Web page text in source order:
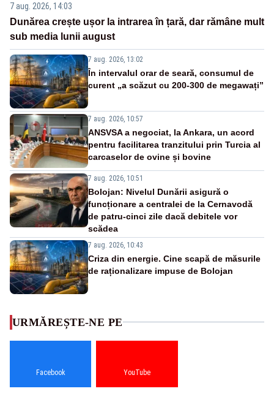
7 aug. 2026, 14:03
Dunărea crește ușor la intrarea în țară, dar rămâne mult
sub media lunii august
7 aug. 2026, 13:02
În intervalul orar de seară, consumul de
curent „a scăzut cu 200-300 de megawați”
7 aug. 2026, 10:57
ANSVSA a negociat, la Ankara, un acord
pentru facilitarea tranzitului prin Turcia al
carcaselor de ovine și bovine
7 aug. 2026, 10:51
Bolojan: Nivelul Dunării asigură o
funcționare a centralei de la Cernavodă
de patru-cinci zile dacă debitele vor
scădea
7 aug. 2026, 10:43
Criza din energie. Cine scapă de măsurile
de raționalizare impuse de Bolojan
URMĂREȘTE-NE PE
Facebook YouTube